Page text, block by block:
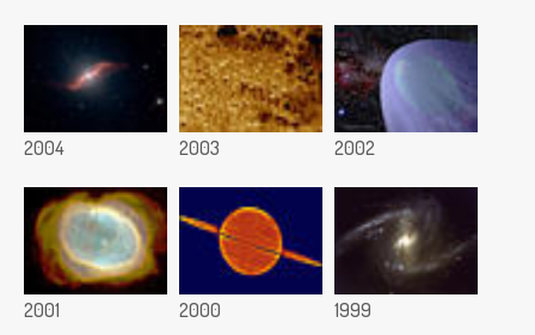
2004 2003 2002
2001 2000 1999